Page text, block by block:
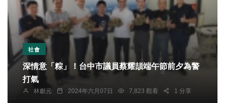
社會
深情意「粽」！台中市議員蔡耀頡端午節前夕為警
打氣
林獻元 2024年六月07日 7,823 觀看 1 分享